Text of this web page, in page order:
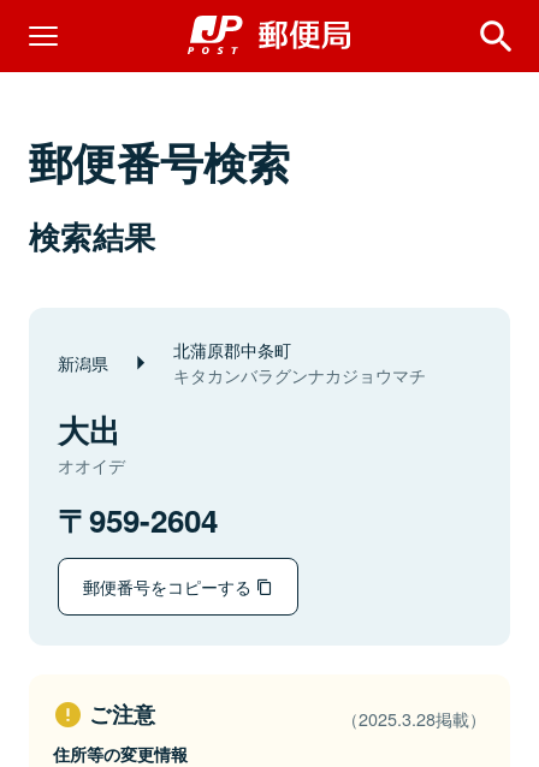
郵便番号検索
検索結果
新潟県 北蒲原郡中条町
キタカンバラグンナカジョウマチ
大出
オオイデ
959-2604
郵便番号をコピーする
ご注意 （2025.3.28掲載）
住所等の変更情報